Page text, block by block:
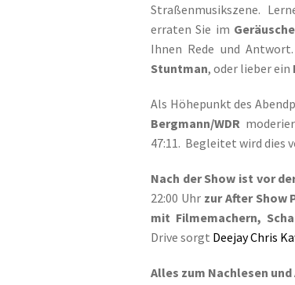
Straßenmusikszene.
erraten Sie im
Ihnen Rede und
Stuntman, oder lieber ein
Als Höhepunkt des
Bergmann/WDR
47:11. Begleitet wird dies
Nach der Show ist vor
22:00 Uhrzur After Show
mit Filmemachern,
Drive sorgt Deejay Chris
Alles zum Nachlesen